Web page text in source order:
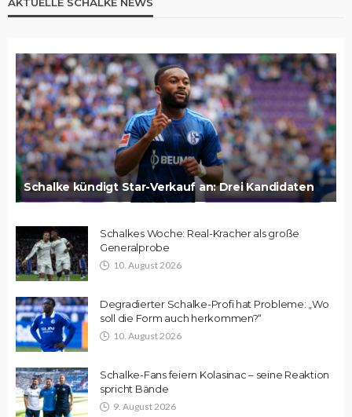
Schalke kündigt Star-Verkauf an: Drei Kandidaten
Schalkes Woche: Real-Kracher als große
Generalprobe
10. August 2026
Degradierter Schalke-Profi hat Probleme: „Wo
soll die Form auch herkommen?“
10. August 2026
Schalke-Fans feiern Kolasinac – seine Reaktion
spricht Bände
9. August 2026